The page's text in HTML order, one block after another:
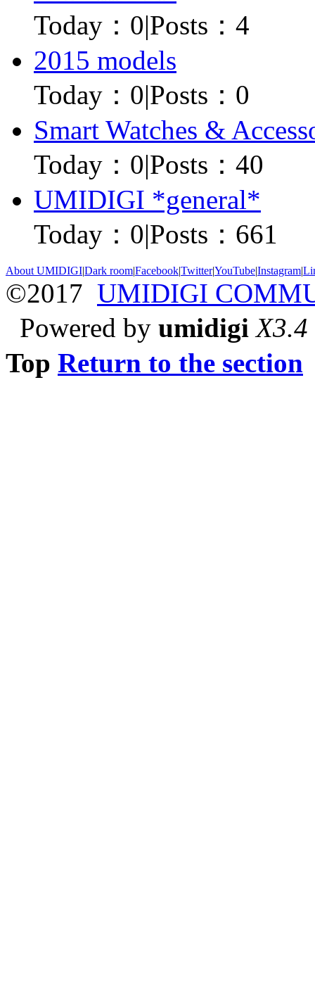
Today： 0|Posts：4
2015 models
Today： 0|Posts：0
Smart Watches &
Today： 0|Posts：40
UMIDIGI *general*
Today： 0|Posts：661
About UMIDIGI|Dark room|Facebook|Twitter|YouTube|Instagram|
©2017 UMIDIGI
Powered by umidigi X3.4
Top Return to the section